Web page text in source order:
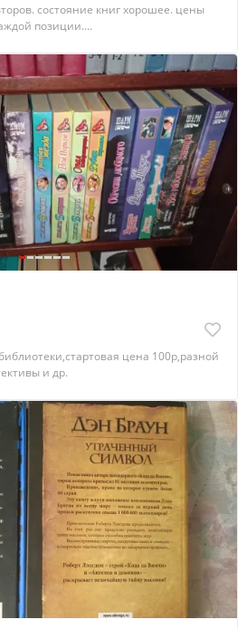
состояние книг хорошее. цены
позиции....
цена 100р,разной
и др.